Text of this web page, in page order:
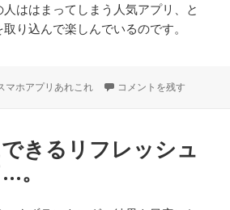
ははまってしまう人気アプリ、と
り込んで楽しんでいるのです。
マホアプリあれこれ ゲームアプリを選ぶ際は
コメントを残す
きるリフレッシュ
。